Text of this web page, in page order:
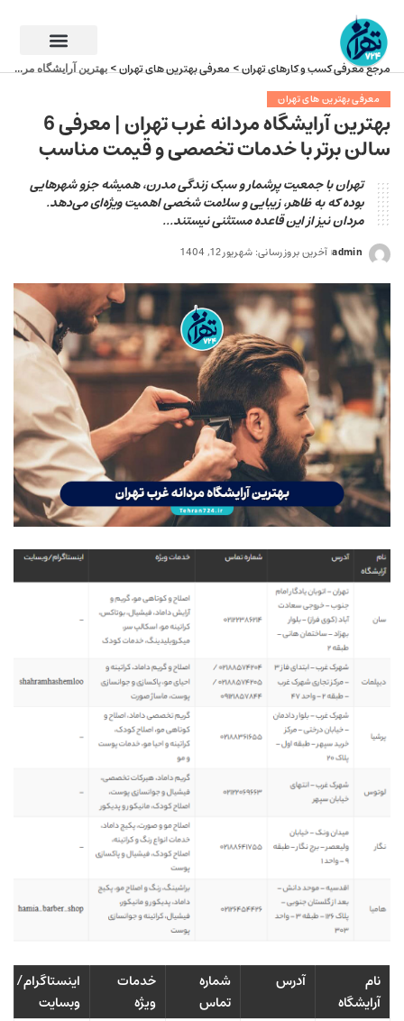
مرجع معرفی کسب و کارهای تهران > معرفی بهترین های تهران > بهترین آرایشگاه مردانه غرب تهران | معرفی 6 سالن برتر با خدمات تخصصی و قیمت مناسب
معرفی بهترین های تهران
بهترین آرایشگاه مردانه غرب تهران | معرفی 6
سالن برتر با خدمات تخصصی و قیمت مناسب
تهران با جمعیت پرشمار و سبک زندگی مدرن، همیشه جزو شهرهایی
بوده که به ظاهر، زیبایی و سلامت شخصی اهمیت ویژه‌ای می‌دهد.
مردان نیز از این قاعده مستثنی نیستند...
admin آخرین بروزرسانی: شهریور 12, 1404
نام
آرایشگاه
آدرس
شماره
تماس
خدمات
ویژه
اینستاگرام/
وبسایت